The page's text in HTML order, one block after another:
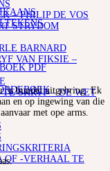
PDF
– PHILIP DE VOS
STRYDOM
BARNARD
VAN FIKSIE –
SKRYF – DE WET
OF -VERHAAL TE
'n bundel uitgebring. Ek
en op ingewing van die
met ope arms.